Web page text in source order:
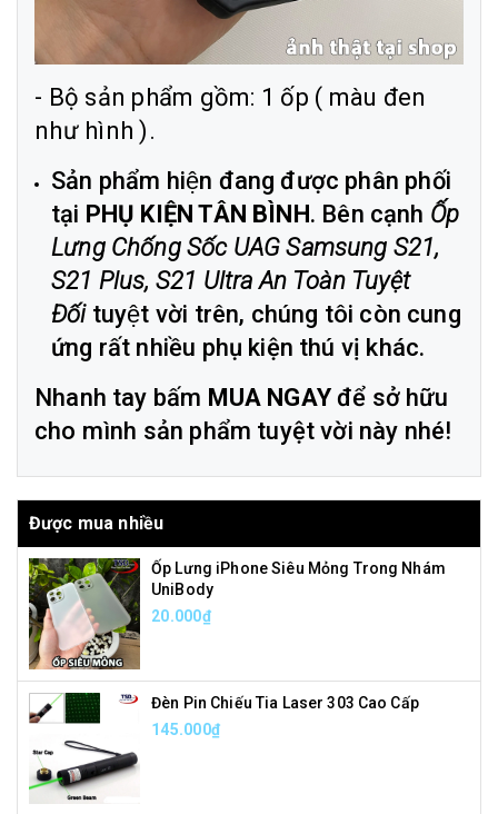
- Bộ sản phẩm gồm: 1 ốp ( màu đen
như hình ).
Sản phẩm hiện đang được phân phối
tại PHỤ KIỆN TÂN BÌNH. Bên cạnh Ốp
Lưng Chống Sốc UAG Samsung S21,
S21 Plus, S21 Ultra An Toàn Tuyệt
Đốituyệt vời trên, chúng tôi còn cung
ứng rất nhiều phụ kiện thú vị khác.
Nhanh tay bấm MUA NGAYđể sở hữu
cho mình sản phẩm tuyệt vời này nhé!
Được mua nhiều
Ốp Lưng iPhone Siêu Mỏng Trong Nhám
UniBody
20.000₫
Đèn Pin Chiếu Tia Laser 303 Cao Cấp
145.000₫